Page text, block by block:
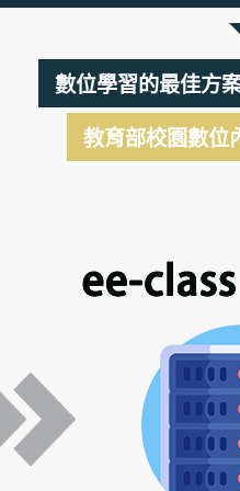
數位學習的最佳方
教育部校園數位